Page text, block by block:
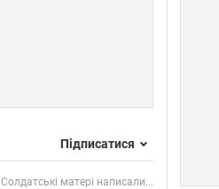
Підписатися
Солдатські матері написали...